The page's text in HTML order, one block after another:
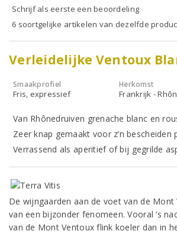
Schrijf als eerste een beoordeling
6 soortgelijke artikelen van dezelfde
Verleidelijke Ventoux
Smaakprofiel
Fris, expressief
Herkomst
Frankrijk -
Van Rhônedruiven grenache blanc en
Zeer knap gemaakt voor z’n bescheiden
Verrassend als aperitief of bij gegrilde
De wijngaarden aan de voet van de
van een bijzonder fenomeen. Vooral ’s
van de Mont Ventoux flink koeler dan in